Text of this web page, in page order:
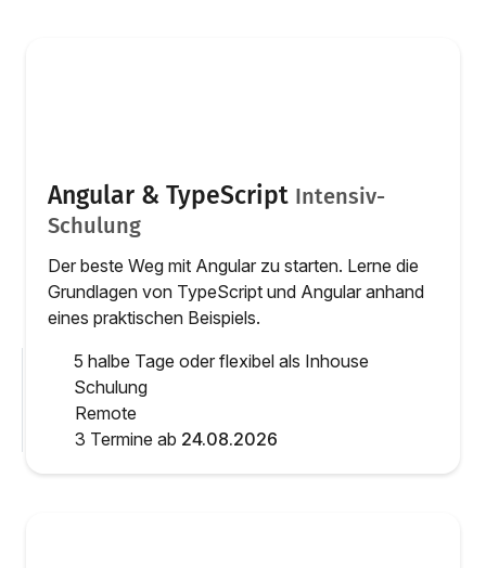
Angular & TypeScript Intensiv-
Schulung
Der beste Weg mit Angular zu starten. Lerne die
Grundlagen von TypeScript und Angular anhand
eines praktischen Beispiels.
5 halbe Tage oder flexibel als Inhouse
Schulung
Remote
3 Termine ab 24.08.2026